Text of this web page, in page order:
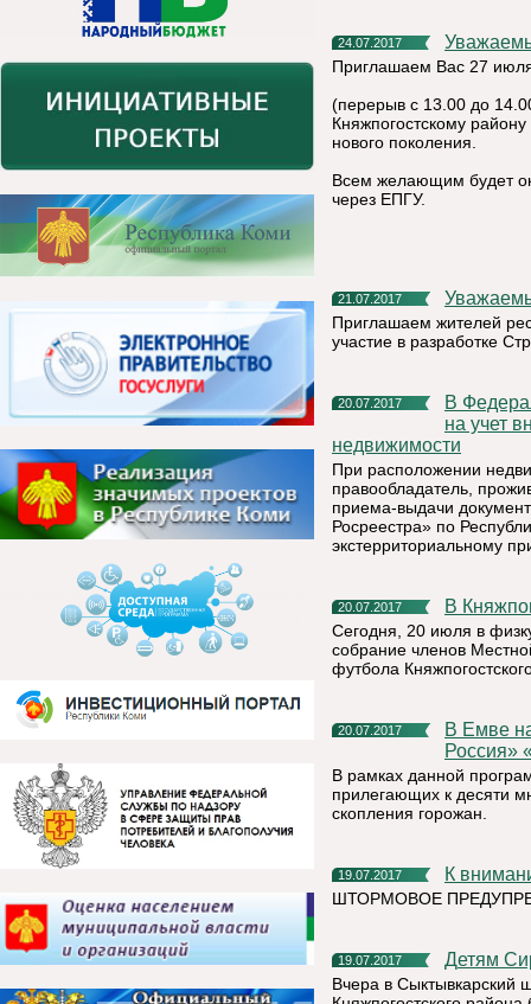
24.07.2017
Приглашаем Вас 27
(перерыв с 13.00 до
Княжпогостскому
нового поколения.
Всем желающим будет
через ЕПГУ.
21.07.2017
Приглашаем жителей
участие в разработке
20.07.2017
В Федеральной кадастровой палате можно подать заявление
на учет
недвижимости
При расположении
правообладатель,
приема-выдачи
Росреестра» по
экстерриториальному
20.07.2017 В
Сегодня, 20 июля в
собрание членов
футбола
20.07.2017
В Емве началась реализация проекта партии «Единая
Россия»
В рамках данной
прилегающих к десяти
скопления горожан.
19.07.2017 К
ШТОРМОВОЕ
19.07.2017 Детям
Вчера в Сыктывкарский